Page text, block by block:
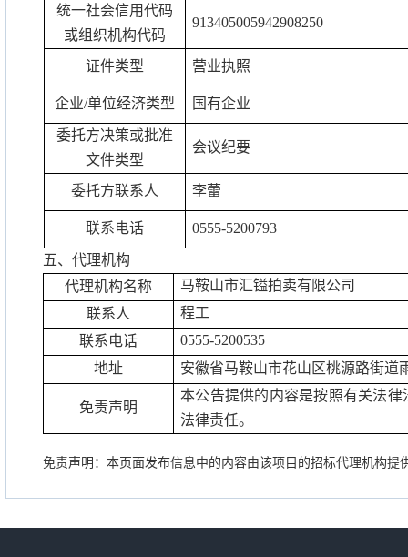
统一社会信用代码
或组织机构代码
913405005942908250
证件类型 营业执照
企业/单位经济类型 国有企业
委托方决策或批准
文件类型
会议纪要
委托方联系人 李蕾
联系电话 0555-5200793
五、代理机构
代理机构名称
马鞍山市汇镒拍卖有限公司
联系人
程工
联系电话
0555-5200535
地址
安徽省马鞍山市花山区桃源路街道
免责声明
本公告提供的内容是按照有关法
法律责任。
免责声明：本页面发布信息中的内容由该项目的招标代理机构